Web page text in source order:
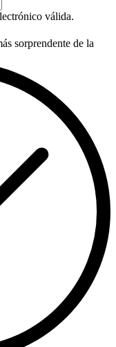
válida.
sorprendente de la